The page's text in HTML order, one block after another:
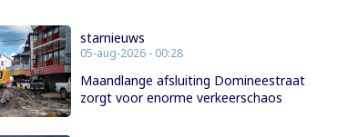
starnieuws
05-aug-2026 - 00:28
Maandlange afsluiting Domineestraat
zorgt voor enorme verkeerschaos